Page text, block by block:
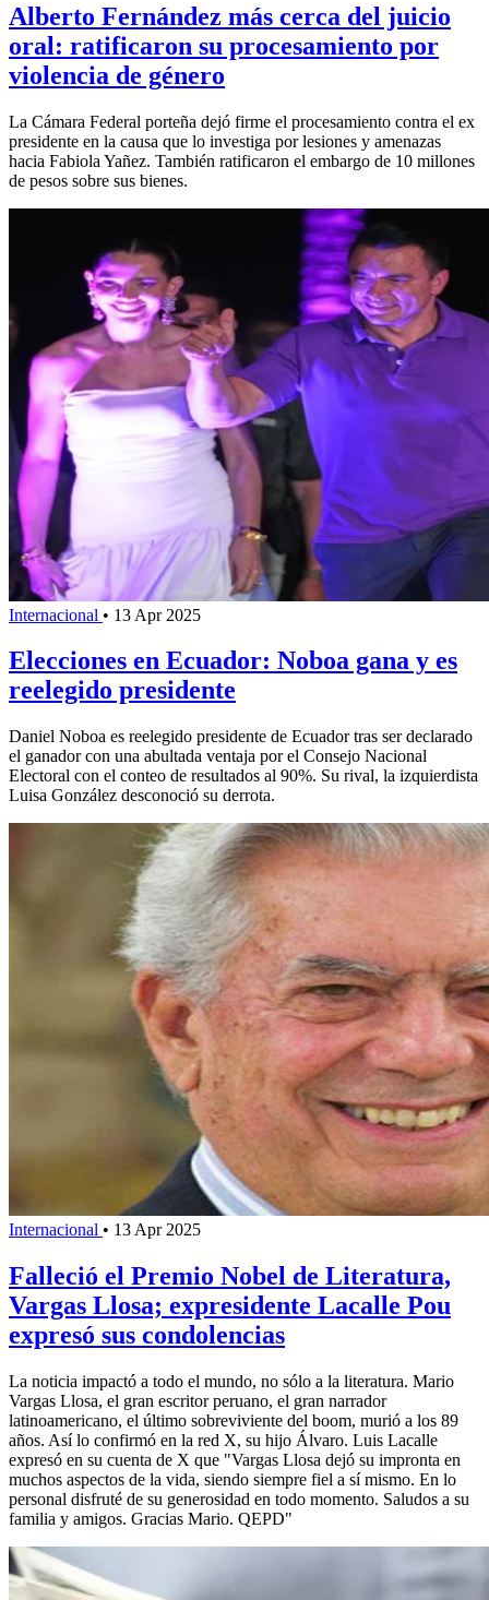
Alberto Fernández más cerca del juicio
oral: ratificaron su procesamiento por
violencia de género
La Cámara Federal porteña dejó firme el procesamiento contra el ex
presidente en la causa que lo investiga por lesiones y amenazas
hacia Fabiola Yañez. También ratificaron el embargo de 10 millones
de pesos sobre sus bienes.
Internacional • 13 Apr 2025
Elecciones en Ecuador: Noboa gana y es
reelegido presidente
Daniel Noboa es reelegido presidente de Ecuador tras ser declarado
el ganador con una abultada ventaja por el Consejo Nacional
Electoral con el conteo de resultados al 90%. Su rival, la izquierdista
Luisa González desconoció su derrota.
Internacional • 13 Apr 2025
Falleció el Premio Nobel de Literatura,
Vargas Llosa; expresidente Lacalle Pou
expresó sus condolencias
La noticia impactó a todo el mundo, no sólo a la literatura. Mario
Vargas Llosa, el gran escritor peruano, el gran narrador
latinoamericano, el último sobreviviente del boom, murió a los 89
años. Así lo confirmó en la red X, su hijo Álvaro. Luis Lacalle
expresó en su cuenta de X que "Vargas Llosa dejó su impronta en
muchos aspectos de la vida, siendo siempre fiel a sí mismo. En lo
personal disfruté de su generosidad en todo momento. Saludos a su
familia y amigos. Gracias Mario. QEPD"